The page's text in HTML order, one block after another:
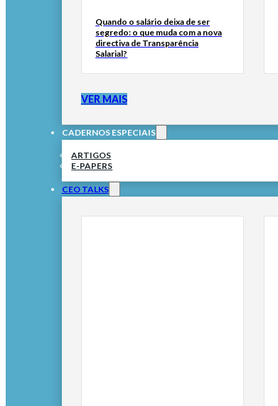
Quando o salário deixa de ser
segredo: o que muda com a nova
directiva de Transparência
Salarial?
VER MAIS
CADERNOS ESPECIAIS
ARTIGOS
E-PAPERS
CEO TALKS